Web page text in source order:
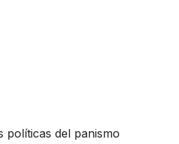
políticas del panismo